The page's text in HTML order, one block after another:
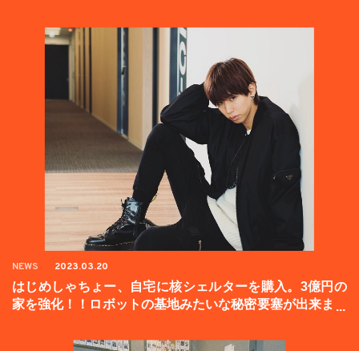
NEWS 2023.03.20
はじめしゃちょー、自宅に核シェルターを購入。3億円の
家を強化！！ロボットの基地みたいな秘密要塞が出来まし